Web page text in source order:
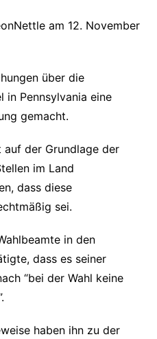
am 12. November
über die
in Pennsylvania eine
gemacht.
auf der Grundlage der
im Land
dass diese
sei.
in den
dass es seiner
“bei der Wahl keine
haben ihn zu der